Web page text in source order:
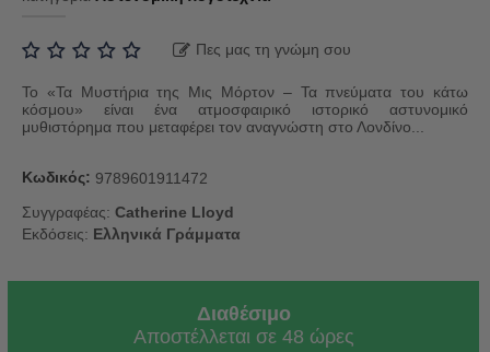
Πες μας τη γνώμη σου
Το «Τα Μυστήρια της Μις Μόρτον – Τα πνεύματα του κάτω
κόσμου» είναι ένα ατμοσφαιρικό ιστορικό αστυνομικό
μυθιστόρημα που μεταφέρει τον αναγνώστη στο Λονδίνο...
Κωδικός: 9789601911472
Συγγραφέας: Catherine Lloyd
Εκδόσεις: Ελληνικά Γράμματα
Διαθέσιμο
Αποστέλλεται σε 48 ώρες